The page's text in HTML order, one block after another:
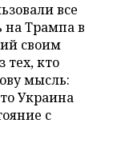
все
на Трампа в
своим
тех, кто
мысль:
Украина
с